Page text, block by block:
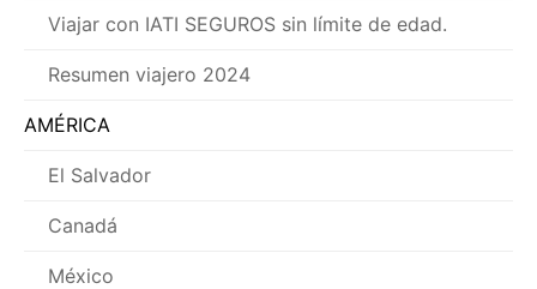
Viajar con IATI SEGUROS sin límite de edad.
Resumen viajero 2024
AMÉRICA
El Salvador
Canadá
México